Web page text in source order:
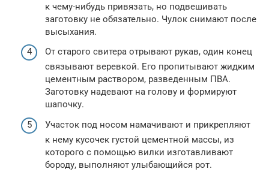
к чему-нибудь привязать, но подвешивать
заготовку не обязательно. Чулок снимают после
высыхания.
От старого свитера отрывают рукав, один конец
связывают веревкой. Его пропитывают жидким
цементным раствором, разведенным ПВА.
Заготовку надевают на голову и формируют
шапочку.
Участок под носом намачивают и прикрепляют
к нему кусочек густой цементной массы, из
которого с помощью вилки изготавливают
бороду, выполняют улыбающийся рот.